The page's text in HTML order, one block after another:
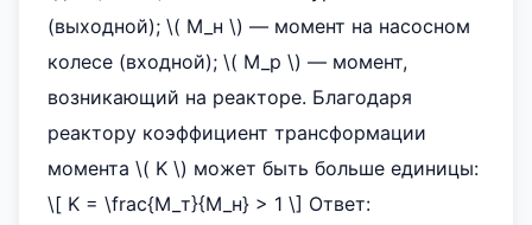
(выходной); \( M_н \) — момент на насосном
колесе (входной); \( M_р \) — момент,
возникающий на реакторе. Благодаря
реактору коэффициент трансформации
момента \( K \) может быть больше единицы:
\[ K = \frac{M_т}{M_н} > 1 \] Ответ: